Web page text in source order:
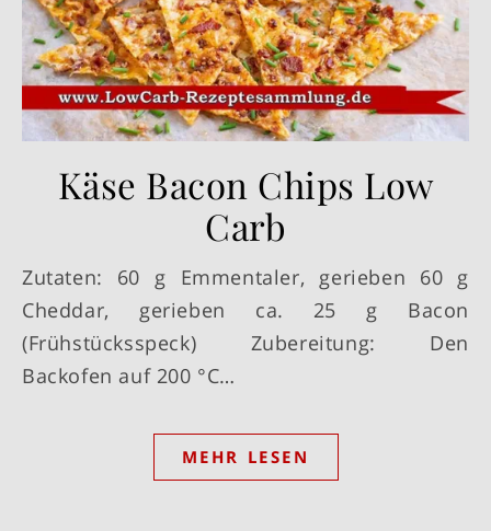
Käse Bacon Chips Low
Carb
Zutaten: 60 g Emmentaler, gerieben 60 g
Cheddar, gerieben ca. 25 g Bacon
(Frühstücksspeck) Zubereitung: Den
Backofen auf 200 °C…
MEHR LESEN